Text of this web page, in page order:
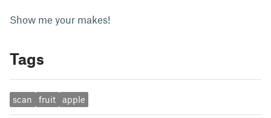
Show me your makes!
Tags
scan fruit apple